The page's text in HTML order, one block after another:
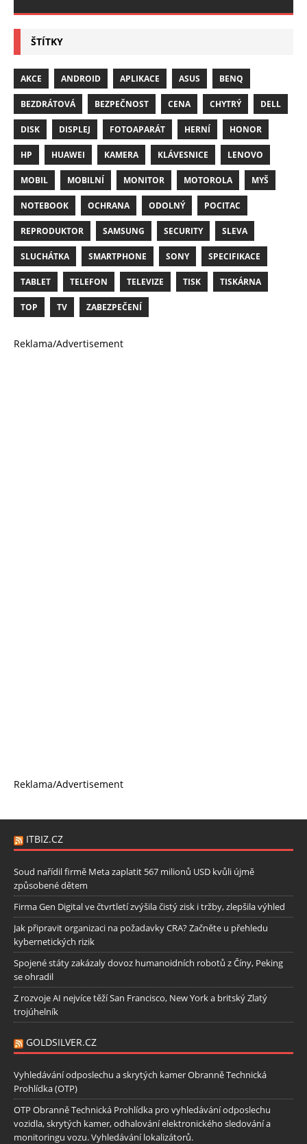
ŠTÍTKY
AKCE ANDROID APLIKACE ASUS BENQ
BEZDRÁTOVÁ BEZPEČNOST CENA CHYTRÝ DELL
DISK DISPLEJ FOTOAPARÁT HERNÍ HONOR
HP HUAWEI KAMERA KLÁVESNICE LENOVO
MOBIL MOBILNÍ MONITOR MOTOROLA MYŠ
NOTEBOOK OCHRANA ODOLNÝ POCITAC
REPRODUKTOR SAMSUNG SECURITY SLEVA
SLUCHÁTKA SMARTPHONE SONY SPECIFIKACE
TABLET TELEFON TELEVIZE TISK TISKÁRNA
TOP TV ZABEZPEČENÍ
Reklama/Advertisement
Reklama/Advertisement
ITBIZ.CZ
Soud nařídil firmě Meta zaplatit 567 milionů USD kvůli újmě
způsobené dětem
Firma Gen Digital ve čtvrtletí zvýšila čistý zisk i tržby, zlepšila výhled
Jak připravit organizaci na požadavky CRA? Začněte u přehledu
kybernetických rizik
Spojené státy zakázaly dovoz humanoidních robotů z Číny, Peking
se ohradil
Z rozvoje AI nejvíce těží San Francisco, New York a britský Zlatý
trojúhelník
GOLDSILVER.CZ
Vyhledávání odposlechu a skrytých kamer Obranně Technická
Prohlídka (OTP)
OTP Obranně Technická Prohlídka pro vyhledávání odposlechu
vozidla, skrytých kamer, odhalování elektronického sledování a
monitoringu vozu. Vyhledávání lokalizátorů.